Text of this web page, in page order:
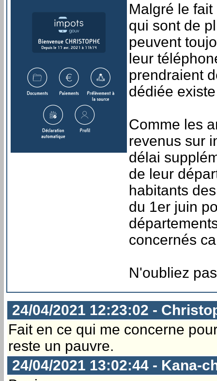
Malgré le
qui sont de
peuvent
leur
prendraient
dédiée
Comme les
revenus sur
délai
de leur
habitants
du 1er juin
concernés
N'oubliez
24/04/2021 12:23:02 -
Fait en ce qui me concerne
reste un pauvre.
24/04/2021 13:02:44 - Kana-